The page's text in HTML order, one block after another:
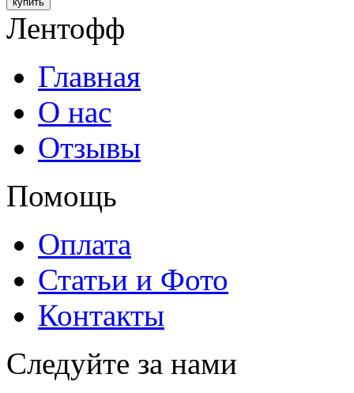
Лентофф
Главная
О нас
Отзывы
Помощь
Оплата
Статьи и Фото
Контакты
Следуйте за нами